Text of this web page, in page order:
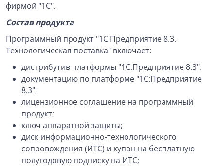
фирмой "1С".
Состав продукта
Программный продукт "1С:Предприятие 8.3.
Технологическая поставка" включает:
дистрибутив платформы "1С:Предприятие 8.3";
документацию по платформе "1С:Предприятие
8.3";
лицензионное соглашение на программный
продукт;
ключ аппаратной защиты;
диск информационно-технологического
сопровождения (ИТС) и купон на бесплатную
полугодовую подписку на ИТС;